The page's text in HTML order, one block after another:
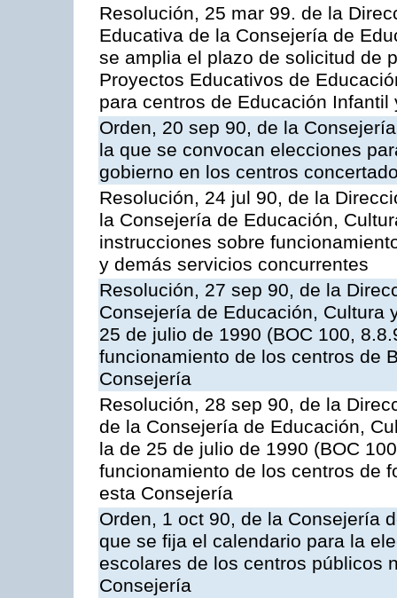
Resolución, 25 mar 99. de la
Educativa de la Consejería de
se amplia el plazo de solicitud de
Proyectos Educativos de
para centros de Educación Infantil
Orden, 20 sep 90, de la
la que se convocan elecciones
gobierno en los centros
Resolución, 24 jul 90, de la
la Consejería de Educación,
instrucciones sobre
y demás servicios concurrentes
Resolución, 27 sep 90, de la
Consejería de Educación, Cultura
25 de julio de 1990 (BOC 100,
funcionamiento de los centros de
Consejería
Resolución, 28 sep 90, de la
de la Consejería de Educación,
la de 25 de julio de 1990 (BOC
funcionamiento de los centros de
esta Consejería
Orden, 1 oct 90, de la Consejería
que se fija el calendario para la
escolares de los centros públicos
Consejería